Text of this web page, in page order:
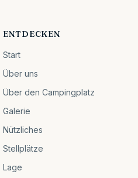
ENTDECKEN
Start
Über uns
Über den Campingplatz
Galerie
Nützliches
Stellplätze
Lage